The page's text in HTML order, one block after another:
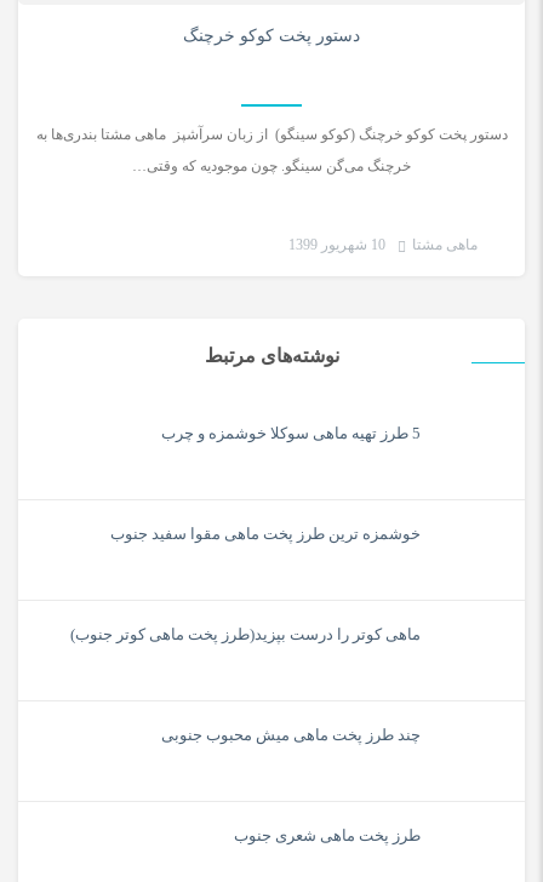
نوشته‌های مرتبط
5 طرز تهیه ماهی سوکلا خوشمزه و چرب
خوشمزه ترین طرز پخت ماهی مقوا سفید جنوب
ماهی کوتر را درست بپزید(طرز پخت ماهی کوتر جنوب)
چند طرز پخت ماهی میش محبوب جنوبی
طرز پخت ماهی شعری جنوب
دستور پخت کوکو خرچنگ
دستور پخت کوکو خرچنگ (کوکو سینگو) از زبان سرآشپز ماهی مشتا بندری‌ها به
خرچنگ می‌گن سینگو. چون موجودیه که وقتی…
ماهی مشتا 10 شهریور 1399